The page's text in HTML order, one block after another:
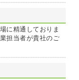
に精通しておりま
担当者が貴社のご